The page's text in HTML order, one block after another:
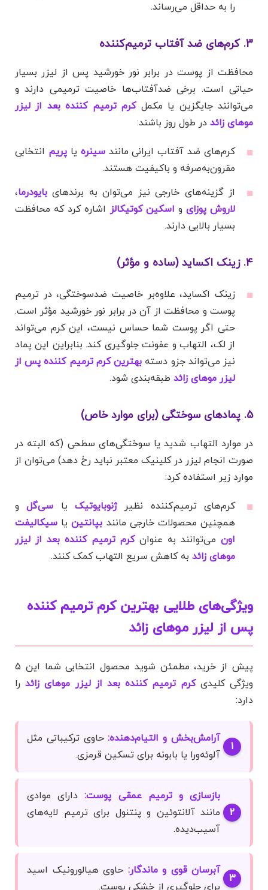
را به حداقل می‌رساند.
3. کرم‌های ضد آفتاب ترمیم‌کننده
محافظت از پوست در برابر نور خورشید پس از لیزر بسیار
حیاتی است. برخی ضدآفتاب‌ها خاصیت ترمیمی دارند و
می‌توانند جایگزین یا مکملکرم ترمیم کننده بعد از لیزر
موهای زائد در طول روز باشند:
کرم‌های ضد آفتاب ایرانی مانندسینره یاپریم انتخابی
مقرون‌به‌صرفه و باکیفیت هستند.
از گزینه‌های خارجی نیز می‌توان به برندهای بایودرما،
لاروش پوزای و اسکین کوتیکالز اشاره کرد که محافظت
بسیار بالایی دارند.
4. زینک اکساید (ساده و مؤثر)
زینک اکساید، علاوه‌بر خاصیت ضدسوختگی، در ترمیم
پوست و محافظت از آن در برابر نور خورشید مؤثر است.
حتی اگر پوست شما حساس نیست، این کرم می‌تواند
از لک، التهاب و عفونت جلوگیری کند. بنابراین این پماد
نیز می‌تواند جزو دسته بهترین کرم ترمیم کننده پس از
لیزر موهای زائد طبقه‌بندی شود.
5. پمادهای سوختگی (برای موارد خاص)
در موارد التهاب شدید یا سوختگی‌های سطحی (که البته در
صورت انجام لیزر در کلینیک معتبر نباید رخ دهد) می‌توان از
موارد زیر استفاده کرد:
کرم‌های ترمیم‌کننده نظیرژنوبایوتیکیا سی‌گلو
همچنین محصولات خارجی مانند بپانتینیا سیکالیفت
اون می‌توانند به عنوانکرم ترمیم کننده بعد از لیزر
موهای زائد به کاهش سریع التهاب کمک کنند.
ویژگی‌های طلایی بهترین کرم ترمیم کننده
پس از لیزر موهای زائد
پیش از خرید، مطمئن شوید محصول انتخابی شما این 5
ویژگی کلیدیکرم ترمیم کننده بعد از لیزر موهای زائدرا
دارد:
آرامش‌بخش و التیام‌دهنده:حاوی ترکیباتی مثل
آلوئه‌ورا یا بابونه برای تسکین قرمزی.
بازسازی و ترمیم عمقی پوست:دارای موادی
مانند آلانتوئین و پنتنول برای ترمیم لایه‌های
آسیب‌دیده.
آبرسان قوی و ماندگار: حاوی هیالورونیک اسید
برای جلوگیری از خشکی پوست.